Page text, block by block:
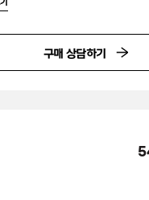
구매 상담하기